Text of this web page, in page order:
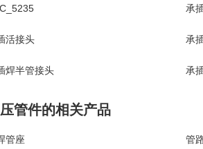
承
活接头 承
焊半管接头 承
管件的相关产品
管座 管